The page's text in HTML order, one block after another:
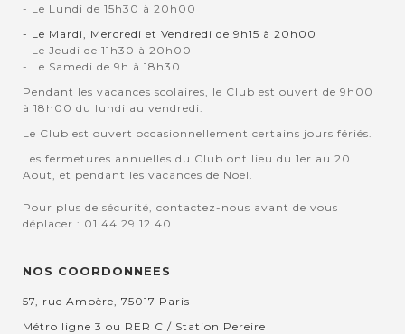
- Le Lundi de 15h30 à 20h00
- Le Mardi, Mercredi et Vendredi de 9h15 à 20h00
- Le Jeudi de 11h30 à 20h00
- Le Samedi de 9h à 18h30
Pendant les vacances scolaires, le Club est ouvert de 9h00
à 18h00 du lundi au vendredi.
Le Club est ouvert occasionnellement certains jours fériés.
Les fermetures annuelles du Club ont lieu du 1er au 20
Aout, et pendant les vacances de Noel.
Pour plus de sécurité, contactez-nous avant de vous
déplacer : 01 44 29 12 40.
NOS COORDONNEES
57, rue Ampère, 75017 Paris
Métro ligne 3 ou RER C / Station Pereire